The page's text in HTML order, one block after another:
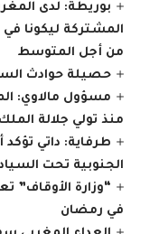
بوريطة: لدى
المشتركة ليكونا
من أجل المتوسط
حصيلة حوادث
مسؤول مالاوي:
منذ تولي جلالة
طرفاية: داتي
الجنوبية تحت
“وزارة الأوقاف”
في رمضان